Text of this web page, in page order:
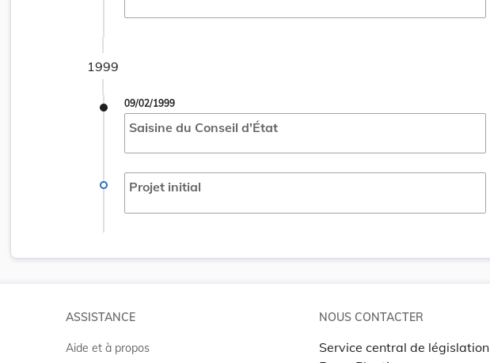
1999
09/02/1999
Saisine du Conseil d'État
Projet initial
ASSISTANCE
Aide et à propos
NOUS CONTACTER
Service central de législation